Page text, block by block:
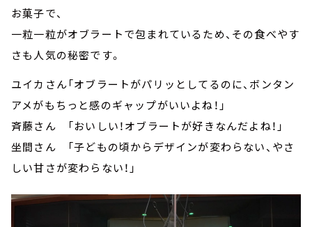
お菓子で、
一粒一粒がオブラートで包まれているため、その食べやす
さも人気の秘密です。
ユイカさん「オブラートがパリッとしてるのに、ボンタン
アメがもちっと感のギャップがいいよね！」
斉藤さん 「おいしい！オブラートが好きなんだよね！」
坐間さん 「子どもの頃からデザインが変わらない、やさ
しい甘さが変わらない！」